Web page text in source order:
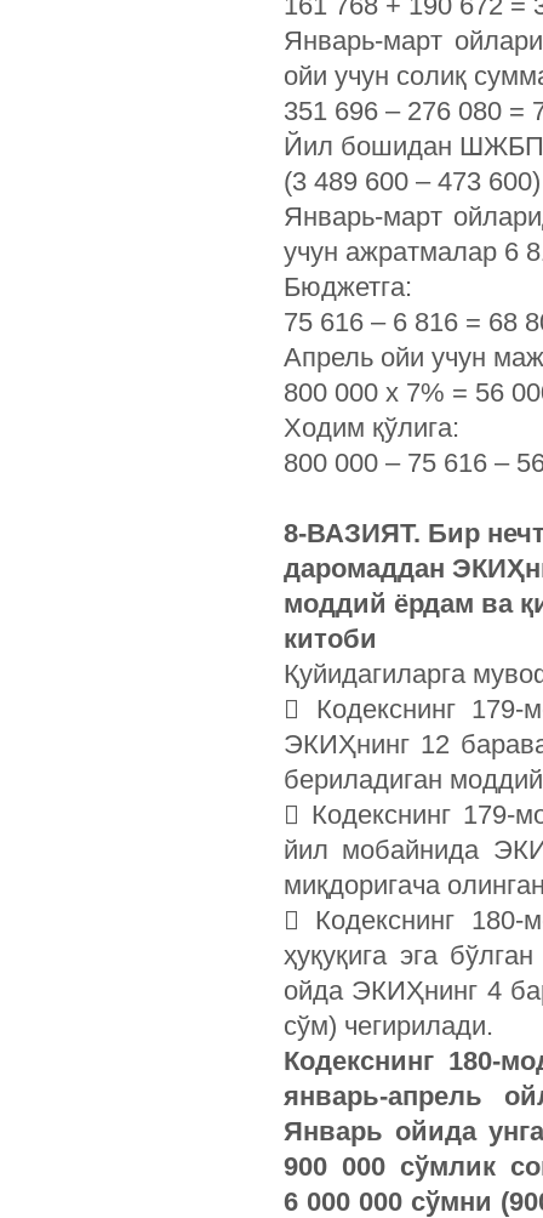
Январь-март
ойи учун солиқ
351 696 – 276 080 =
Йил бошидан
(3 489 600 – 473
Январь-март
учун ажратмалар 6
Бюджетга:
75 616 – 6 816 = 68
Апрель ойи учун
800 000 х 7% = 56
Ходим қўлига:
800 000 – 75 616 –
8-ВАЗИЯТ. Бир
даромаддан
моддий ёрдам ва
китоби
Қуйидагиларга
 Кодекснинг
ЭКИҲнинг 12
бериладиган
 Кодекснинг 179-
йил мобайнида
миқдоригача
 Кодекснинг 180-
ҳуқуқига эга
ойда ЭКИҲнинг 4
сўм) чегирилади.
Кодекснинг 180-
январь-апрель
Январь ойида
900 000 сўмлик
6 000 000 сўмни